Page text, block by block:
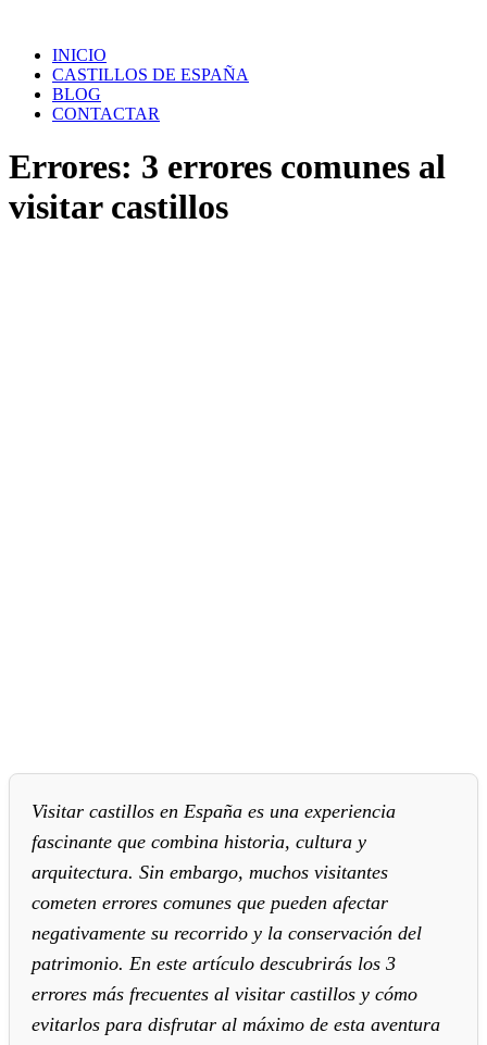
contenidoINICIO
CASTILLOS DE ESPAÑA
BLOG
CONTACTAR
Errores: 3 errores comunes al
visitar castillos
Visitar castillos en España es una experiencia
fascinante que combina historia, cultura y
arquitectura. Sin embargo, muchos visitantes
cometen errores comunes que pueden afectar
negativamente su recorrido y la conservación del
patrimonio. En este artículo descubrirás los 3
errores más frecuentes al visitar castillos y cómo
evitarlos para disfrutar al máximo de esta aventura